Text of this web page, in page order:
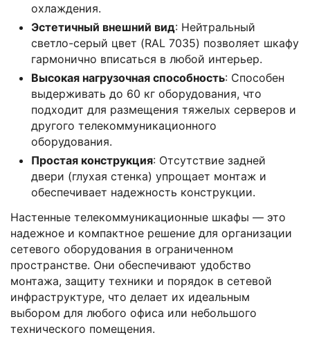
охлаждения.
Эстетичный внешний вид: Нейтральный
светло-серый цвет (RAL 7035) позволяет шкафу
гармонично вписаться в любой интерьер.
Высокая нагрузочная способность: Способен
выдерживать до 60 кг оборудования, что
подходит для размещения тяжелых серверов и
другого телекоммуникационного
оборудования.
Простая конструкция: Отсутствие задней
двери (глухая стенка) упрощает монтаж и
обеспечивает надежность конструкции.
Настенные телекоммуникационные шкафы — это
надежное и компактное решение для организации
сетевого оборудования в ограниченном
пространстве. Они обеспечивают удобство
монтажа, защиту техники и порядок в сетевой
инфраструктуре, что делает их идеальным
выбором для любого офиса или небольшого
технического помещения.